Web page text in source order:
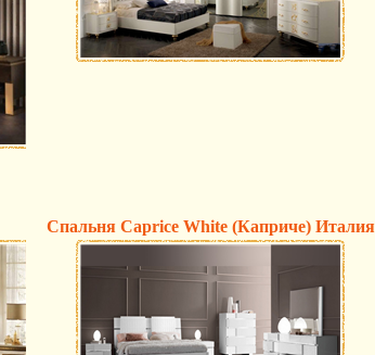
Спальня Caprice White (Каприче) Италия